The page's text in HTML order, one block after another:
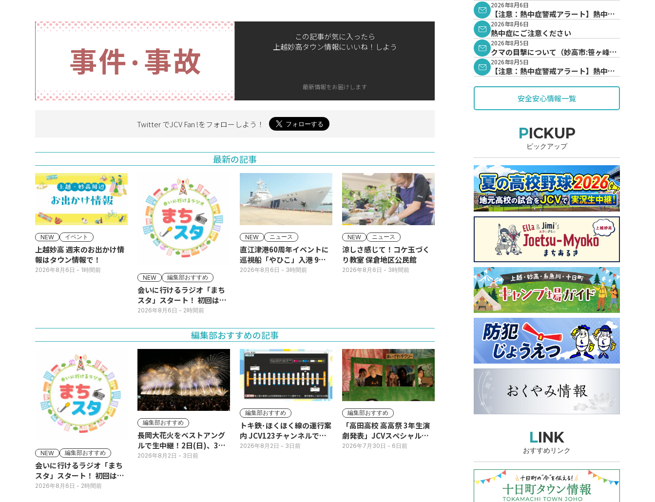
この記事が気に入ったら
上越妙高タウン情報にいいね！しよう
最新情報をお届けします
Twitter でJCV Fan !をフォローしよう！
最新の記事
NEW イベント
上越妙高 週末のお出かけ情
報はタウン情報で！
2026年8月6日 - 1時間前
NEW
編集部おすすめ
会いに行けるラジオ「まち
スタ」スタート！ 初回は11
日(火･祝) 公開生放送
2026年8月6日 - 2時間前
NEW ニュース
直江津港60周年イベントに
巡視船「やひこ」入港 9月
19日(土)
2026年8月6日 - 3時間前
NEW ニュース
涼しさ感じて！コケ玉づく
り教室 保倉地区公民館
2026年8月6日 - 3時間前
編集部おすすめの記事
NEW 編集部おすすめ
会いに行けるラジオ「まち
スタ」スタート！ 初回は11
日(火･祝) 公開生放送
2026年8月6日 - 2時間前
編集部おすすめ
長岡大花火をベストアング
ルで生中継！2日(日)、3日
(月)
2026年8月2日 - 3日前
編集部おすすめ
トキ鉄･ほくほく線の運行案
内 JCV123チャンネルで平
日毎朝表示
2026年8月2日 - 3日前
編集部おすすめ
「高田高校 高高祭 3年生演
劇発表」JCVスペシャルで
放送中！
2026年7月30日 - 6日前
2026年8月6日
【注意：熱中症警戒アラート】熱中症
警戒アラートが発表されています。
2026年8月6日
熱中症にご注意ください
2026年8月5日
クマの目撃について（妙高市:笹ヶ峰地
内）
2026年8月5日
【注意：熱中症警戒アラート】熱中症
安全安心情報一覧
PICKUP
ピックアップ
LINK
おすすめリンク